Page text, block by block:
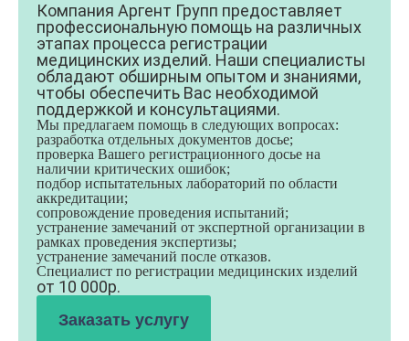
Компания Аргент Групп предоставляет
профессиональную помощь на различных
этапах процесса регистрации
медицинских изделий. Наши специалисты
обладают обширным опытом и знаниями,
чтобы обеспечить Вас необходимой
поддержкой и консультациями.
Мы предлагаем помощь в следующих вопросах:
разработка отдельных документов досье;
проверка Вашего регистрационного досье на
наличии критических ошибок;
подбор испытательных лабораторий по области
аккредитации;
сопровождение проведения испытаний;
устранение замечаний от экспертной организации в
рамках проведения экспертизы;
устранение замечаний после отказов.
Специалист по регистрации медицинских изделий
от 10 000р.
Заказать услугу